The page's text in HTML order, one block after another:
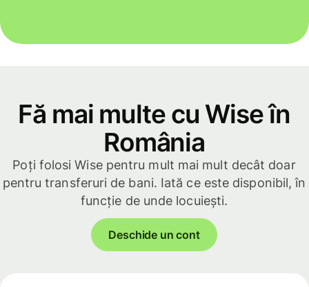
Fă mai multe cu Wise în
România
Poți folosi Wise pentru mult mai mult decât doar
pentru transferuri de bani. Iată ce este disponibil, în
funcție de unde locuiești.
Deschide un cont